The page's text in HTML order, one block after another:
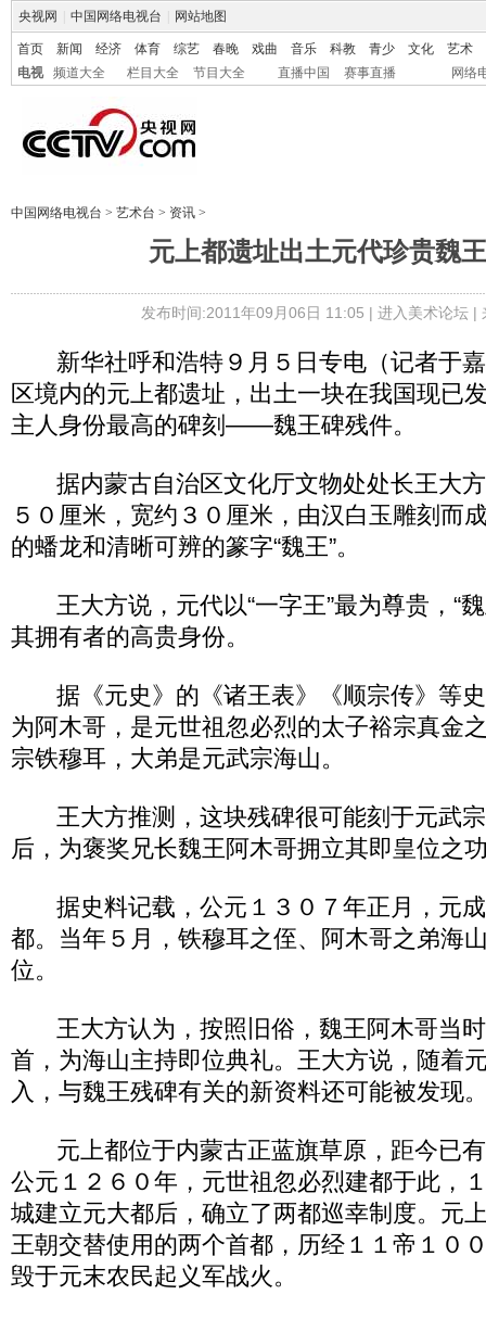
央视网 中国网络电视台 网站地图
首页 新闻 经济 体育 综艺 春晚 戏曲 音乐 科教 青少 文化
艺术
电视
频道大全 栏目大全 节目大全 直播中国 赛事直播 网络
中国网络电视台 > 艺术台 > 资讯 >
元上都遗址出土元代珍贵魏
发布时间:2011年09月06日 11:05 | 进入美术论坛|
新华社呼和浩特９月５日专电（记者于嘉
区境内的元上都遗址，出土一块在我国现已
主人身份最高的碑刻——魏王碑残件。
据内蒙古自治区文化厅文物处处长王大方
５０厘米，宽约３０厘米，由汉白玉雕刻而
的蟠龙和清晰可辨的篆字“魏王”。
王大方说，元代以“一字王”最为尊贵，“魏
其拥有者的高贵身份。
据《元史》的《诸王表》《顺宗传》等史
为阿木哥，是元世祖忽必烈的太子裕宗真金
宗铁穆耳，大弟是元武宗海山。
王大方推测，这块残碑很可能刻于元武宗
后，为褒奖兄长魏王阿木哥拥立其即皇位之
据史料记载，公元１３０７年正月，元成
都。当年５月，铁穆耳之侄、阿木哥之弟海
位。
王大方认为，按照旧俗，魏王阿木哥当时
首，为海山主持即位典礼。王大方说，随着
入，与魏王残碑有关的新资料还可能被发现
元上都位于内蒙古正蓝旗草原，距今已有
公元１２６０年，元世祖忽必烈建都于此，
城建立元大都后，确立了两都巡幸制度。元
王朝交替使用的两个首都，历经１１帝１０
毁于元末农民起义军战火。